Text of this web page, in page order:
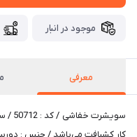
موجود در انبار
معرفی
کار کشبافت می‌باشد / جنس :